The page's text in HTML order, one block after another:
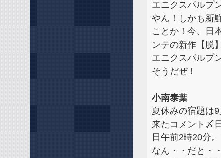
エニクスパルプ
やん！しかも新
ことか！今、日
ンテの新作【脱
エニクスパルプ
そうだぜ！
小南泰葉
夏休みの宿題は
来たコメント〆
日午前2時20分
なん・・だと・